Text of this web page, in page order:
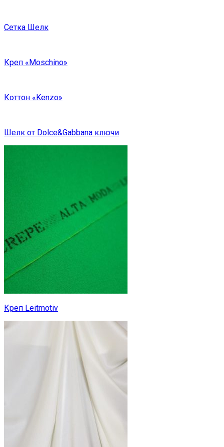
Сетка Шелк
Креп «Moschino»
Коттон «Kenzo»
Шелк от Dolce&Gabbana ключи
Креп Leitmotiv